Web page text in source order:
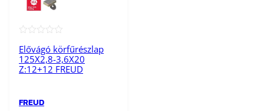
Elővágó körfűrészlap
125X2,8-3,6X20
Z:12+12 FREUD
FREUD